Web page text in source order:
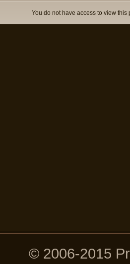
You do not have access to view this
© 2006-2015